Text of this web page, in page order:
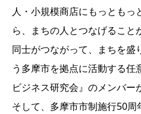
人・小規模商店にもっともっ
ら、まちの人とつなげるこ
同士がつながって、まちを盛
う多摩市を拠点に活動する任
ビジネス研究会』のメンバー
そして、多摩市市制施行50